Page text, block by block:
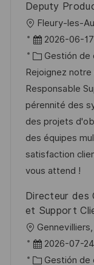
u
b
l
i
c
a
c
i
ó
n
í
a
Deputy
U
b
c
a
c
i
ó
n
Fleury-les-
F
e
c
h
a
d
e
p
u
l
a
2026-06-17
C
a
t
e
g
o
r
í
Gestión
Rejoignez
Responsable
pérennité des
des projets
des équipes
satisfaction
vous attend !
Directeur des
et Support
U
b F
e
2026-07-24
C Gestión